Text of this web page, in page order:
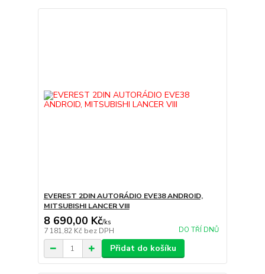
EVEREST 2DIN AUTORÁDIO EVE38 ANDROID,
MITSUBISHI LANCER VIII
8 690,00 Kč/ks
7 181,82 Kč bez DPH DO TŘÍ DNŮ
Přidat do košíku